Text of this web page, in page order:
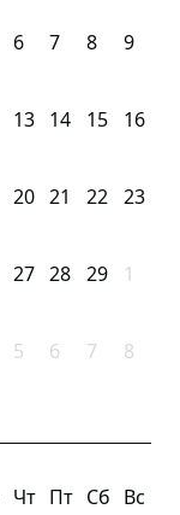
6 7 8 9
13 14 15 16
20 21 22 23
27 28 29 1
5 6 7 8
Чт Пт Сб Вс